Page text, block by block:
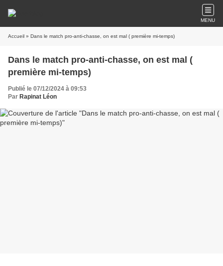
MENU
Accueil » Dans le match pro-anti-chasse, on est mal ( première mi-temps)
Dans le match pro-anti-chasse, on est mal (
première mi-temps)
Publié le 07/12/2024 à 09:53
Par Rapinat Léon